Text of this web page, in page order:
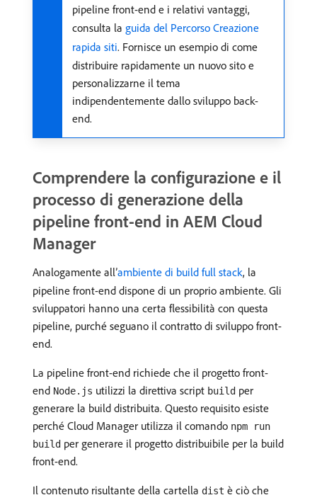
pipeline front-end e i relativi vantaggi,
consulta la guida del Percorso Creazione
rapida siti. Fornisce un esempio di come
distribuire rapidamente un nuovo sito e
personalizzarne il tema
indipendentemente dallo sviluppo back-
end.
Comprendere la configurazione e il
processo di generazione della
pipeline front-end in AEM Cloud
Manager
Analogamente all’ambiente di build full stack, la
pipeline front-end dispone di un proprio ambiente. Gli
sviluppatori hanno una certa flessibilità con questa
pipeline, purché seguano il contratto di sviluppo front-
end.
La pipeline front-end richiede che il progetto front-
end Node.js utilizzi la direttiva script build per
generare la build distribuita. Questo requisito esiste
perché Cloud Manager utilizza il comando npm run
build per generare il progetto distribuibile per la build
front-end.
Il contenuto risultante della cartella dist è ciò che